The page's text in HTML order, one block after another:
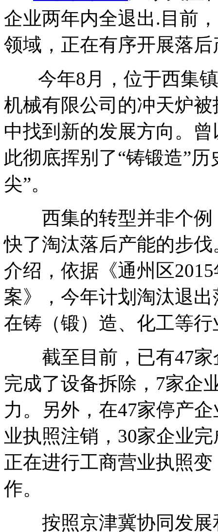
企业两年内全退出.目前
领域，正在有序开展落
今年8月，位于西集
机械有限公司的冲天炉
中找到新的发展方向。
此彻底挥别了“铸锻造”
尖”。
西集的转型并非个例
快了淘汰落后产能的步
介绍，依据《通州区
案》，今年计划淘汰退
在铸（锻）造、化工等
截至目前，已有47家
完成了设备拆除，7家企
力。另外，在47家停产
业执照注销，30家企业
正在进行工商营业执照
作。
按照京津冀协同发展